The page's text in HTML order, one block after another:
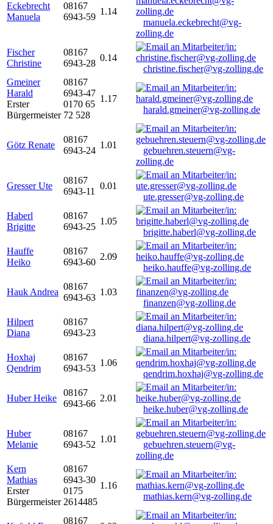
Eckebrecht
Manuela
08167
6943-59
1.14
manuela.eckebrecht@vg-
zolling.de
Fischer
Christine
08167
6943-28
0.14
christine.fischer@vg-zolling.de
Gmeiner
Harald
Erster
Bürgermeister
08167
6943-47
0170 65
72 528
1.17
harald.gmeiner@vg-zolling.de
Götz Renate
08167
6943-24
1.01
gebuehren.steuern@vg-
zolling.de
Gresser Ute
08167
6943-11
0.01
ute.gresser@vg-zolling.de
Haberl
Brigitte
08167
6943-25
1.05
brigitte.haberl@vg-zolling.de
Hauffe
Heiko
08167
6943-60
2.09
heiko.hauffe@vg-zolling.de
Hauk Andrea
08167
6943-63
1.03
finanzen@vg-zolling.de
Hilpert
Diana
08167
6943-23
diana.hilpert@vg-zolling.de
Hoxhaj
Qendrim
08167
6943-53
1.06
qendrim.hoxhaj@vg-zolling.de
Huber Heike
08167
6943-66
2.01
heike.huber@vg-zolling.de
Huber
Melanie
08167
6943-52
1.01
gebuehren.steuern@vg-
zolling.de
Kern
Mathias
Erster
Bürgermeister
08167
6943-30
0175
2614485
1.16
mathias.kern@vg-zolling.de
08167